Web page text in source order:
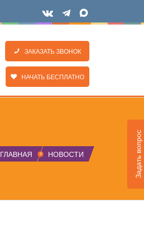
ЗАКАЗАТЬ ЗВОНОК
НАЧАТЬ БЕСПЛАТНО
ГЛАВНАЯ НОВОСТИ Задать вопрос